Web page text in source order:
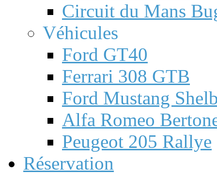
Circuit du Mans
Véhicules
Ford GT40
Ferrari 308 GTB
Ford Mustang
Alfa Romeo
Peugeot 205 Rallye
Réservation